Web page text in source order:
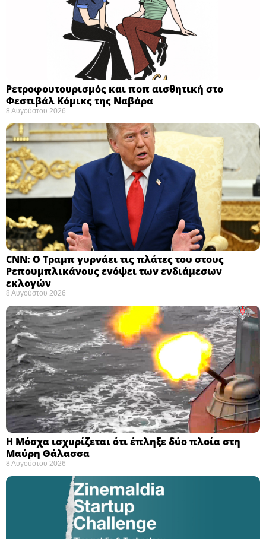
Ρετροφουτουρισμός και ποπ αισθητική στο
Φεστιβάλ Κόμικς της Ναβάρα ​
8 Αυγούστου 2026
CNN: Ο Τραμπ γυρνάει τις πλάτες του στους
Ρεπουμπλικάνους ενόψει των ενδιάμεσων
εκλογών ​
8 Αυγούστου 2026
Η Μόσχα ισχυρίζεται ότι έπληξε δύο πλοία στη
Μαύρη Θάλασσα ​
8 Αυγούστου 2026